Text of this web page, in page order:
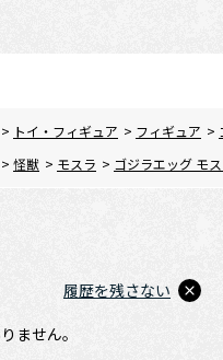
> トイ・フィギュア > フィギュア >
> 怪獣 > モスラ > ゴジラエッグ モ
ません。
履歴を残さない